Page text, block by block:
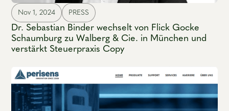
Nov 1, 2024 PRESS
Dr. Sebastian Binder wechselt von Flick Gocke
Schaumburg zu Walberg & Cie. in München und
verstärkt Steuerpraxis Copy